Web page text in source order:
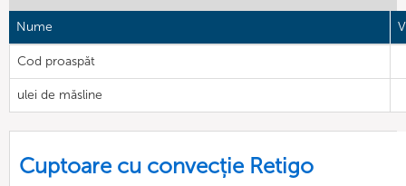
Nume
Cod proaspăt
ulei de măsline
Cuptoare cu convecție Retigo